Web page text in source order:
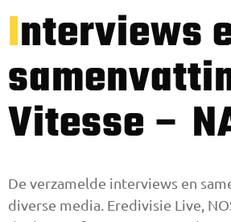
Interviews en
Vitesse –
De verzamelde interviews en
diverse media. Eredivisie Live,